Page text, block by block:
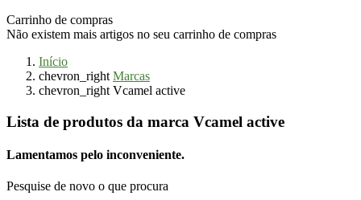
Carrinho de compras
Não existem mais artigos no seu carrinho de compras
Início
chevron_right Marcas
chevron_right Vcamel active
Lista de produtos da marca Vcamel active
Lamentamos pelo inconveniente.
Pesquise de novo o que procura